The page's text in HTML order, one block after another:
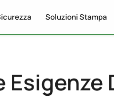
Soluzioni Stampa
Esigenze